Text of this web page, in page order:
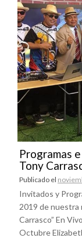
Programas
Tony
Publicado el
Invitados y
2019 de nuestra
Carrasco” En
Octubre